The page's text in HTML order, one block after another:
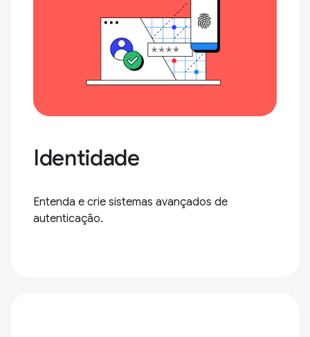
Identidade
Entenda e crie sistemas avançados de
autenticação.